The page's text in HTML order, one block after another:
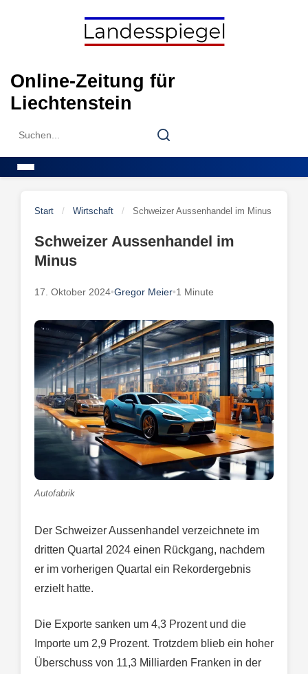
Online-Zeitung für
Liechtenstein
Search
Search
Start / Wirtschaft / Schweizer Aussenhandel im Minus
Schweizer Aussenhandel im
Minus
17. Oktober 2024•Gregor Meier•1 Minute
Autofabrik
Der Schweizer Aussenhandel verzeichnete im
dritten Quartal 2024 einen Rückgang, nachdem
er im vorherigen Quartal ein Rekordergebnis
erzielt hatte.
Die Exporte sanken um 4,3 Prozent und die
Importe um 2,9 Prozent. Trotzdem blieb ein hoher
Überschuss von 11,3 Milliarden Franken in der